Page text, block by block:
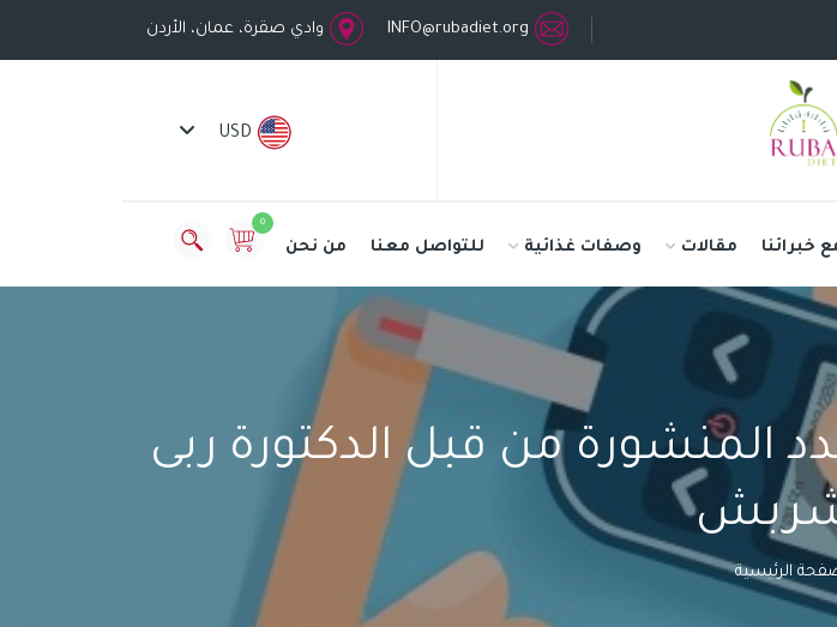
INFO@rubadiet.org وادي صقرة، عمان، الأردن
USD
0
خبرائنا مقالات وصفات غذائية للتواصل معنا من نحن
المنشورة من قبل الدكتورة ربى
الرئيسية